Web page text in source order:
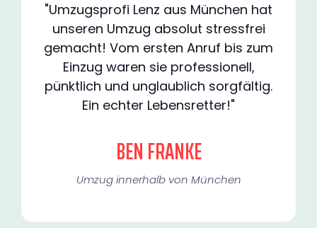
"Umzugsprofi Lenz aus München hat
unseren Umzug absolut stressfrei
gemacht! Vom ersten Anruf bis zum
Einzug waren sie professionell,
pünktlich und unglaublich sorgfältig.
Ein echter Lebensretter!"
BEN FRANKE
Umzug innerhalb von München​